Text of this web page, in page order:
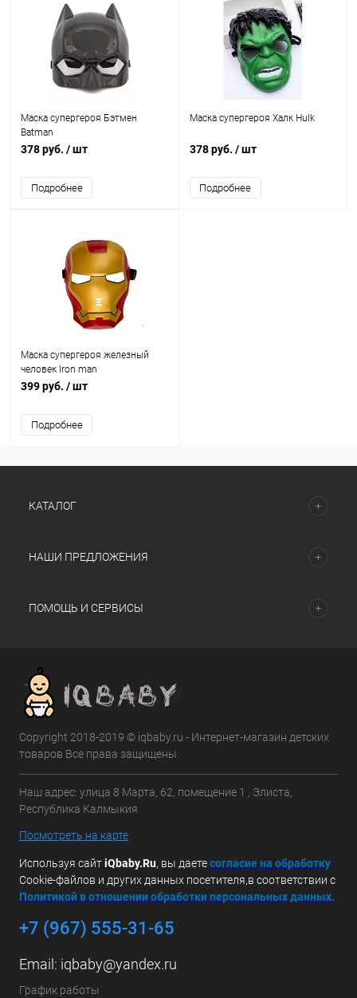
Маска супергероя Бэтмен
Batman
378 руб. / шт
Подробнее
Маска супергероя Халк Hulk
378 руб. / шт
Подробнее
Маска супергероя железный
человек Iron man
399 руб. / шт
Подробнее
КАТАЛОГ
НАШИ ПРЕДЛОЖЕНИЯ
ПОМОЩЬ И СЕРВИСЫ
Copyright 2018-2019 © iqbaby.ru - Интернет-магазин детских
товаров Все права защищены.
Наш адрес: улица 8 Марта, 62, помещение 1 , Элиста,
Республика Калмыкия
Посмотреть на карте
Используя сайтiQbaby.Ru, вы даетесогласие на обработку
Cookie-файлов и других данных посетителя,в соответствии с
Политикой в отношении обработки персональных данных.
+7 (967) 555-31-65
Email: iqbaby@yandex.ru
График работы